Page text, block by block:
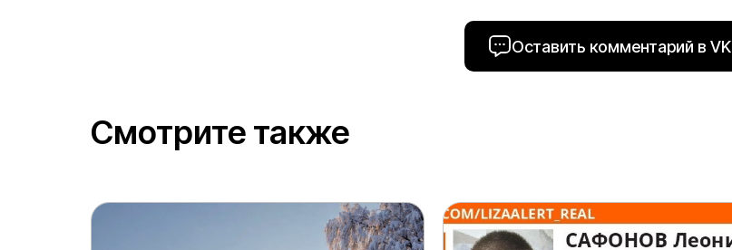
Оставить комментарий в VK
Смотрите также